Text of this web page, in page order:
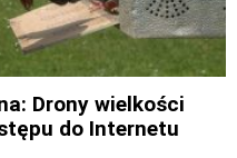
Drony wielkości
do Internetu